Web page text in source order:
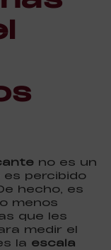
no es un
es percibido
hecho, es
menos
que les
medir el
la escala